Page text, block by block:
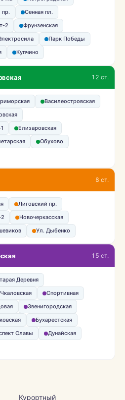
пр.
Сенная пл.
2
Фрунзенская
Парк Победы
Купчино
12 ст.
Василеостровская
Елизаровская
Обухово
8 ст.
Лиговский пр.
Новочеркасская
Ул. Дыбенко
15 ст.
Деревня
Чкаловская
Спортивная
Звенигородская
Бухарестская
Славы
Дунайская
Курортный